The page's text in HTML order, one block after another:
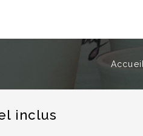
Accueil
inclus